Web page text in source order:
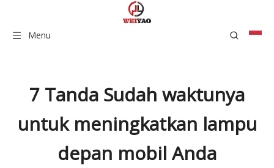
Menu
7 Tanda Sudah waktunya
untuk meningkatkan lampu
depan mobil Anda